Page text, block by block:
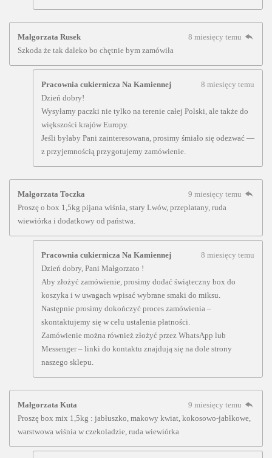
Małgorzata Rusek
8 miesięcy temu
Szkoda że tak daleko bo chętnie bym zamówiła
Pracownia cukiernicza Na Kamiennej
8 miesięcy temu
Dzień dobry!
Wysyłamy paczki nie tylko na terenie całej Polski, ale także do
większości krajów Europy.
Jeśli byłaby Pani zainteresowana, prosimy śmiało się odezwać —
z przyjemnością przygotujemy zamówienie.
Małgorzata Toczka
9 miesięcy temu
Proszę o box 1,5kg pijana wiśnia, stary Lwów, przeplatany, ruda
wiewiórka i dodatkowy od państwa.
Pracownia cukiernicza Na Kamiennej
8 miesięcy temu
Dzień dobry, Pani Małgorzato !
Aby złożyć zamówienie, prosimy dodać świąteczny box do
koszyka i w uwagach wpisać wybrane smaki do miksu.
Następnie prosimy dokończyć proces zamówienia –
skontaktujemy się w celu ustalenia płatności.
Zamówienie można również złożyć przez WhatsApp lub
Messenger – linki do kontaktu znajdują się na dole strony
naszego sklepu.
Małgorzata Kuta
9 miesięcy temu
Proszę box mix 1,5kg : jabłuszko, makowy kwiat, kokosowo-jabłkowe,
warstwowa wiśnia w czekoladzie, ruda wiewiórka